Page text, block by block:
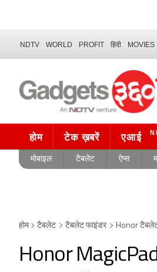
NDTV WORLD PROFIT हिंदी MOVIES
होम टेक ख़बरें एआई
मोबाइल टैबलेट ऐप्स
होम टैबलेट टैबलेट फाइंडर Honor
Honor